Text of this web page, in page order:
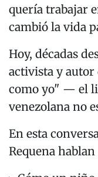
quería trabajar
cambió la vida
Hoy, décadas
activista y autor
como yo" — el
venezolana no
En esta
Requena hablan